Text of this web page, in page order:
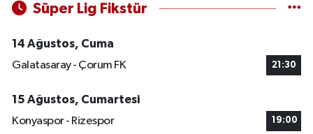
Süper Lig Fikstür
14 Ağustos, Cuma
Galatasaray - Çorum FK
21:30
15 Ağustos, Cumartesi
Konyaspor - Rizespor
19:00